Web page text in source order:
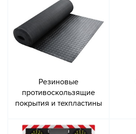
Резиновые
противоскользящие
покрытия и техпластины